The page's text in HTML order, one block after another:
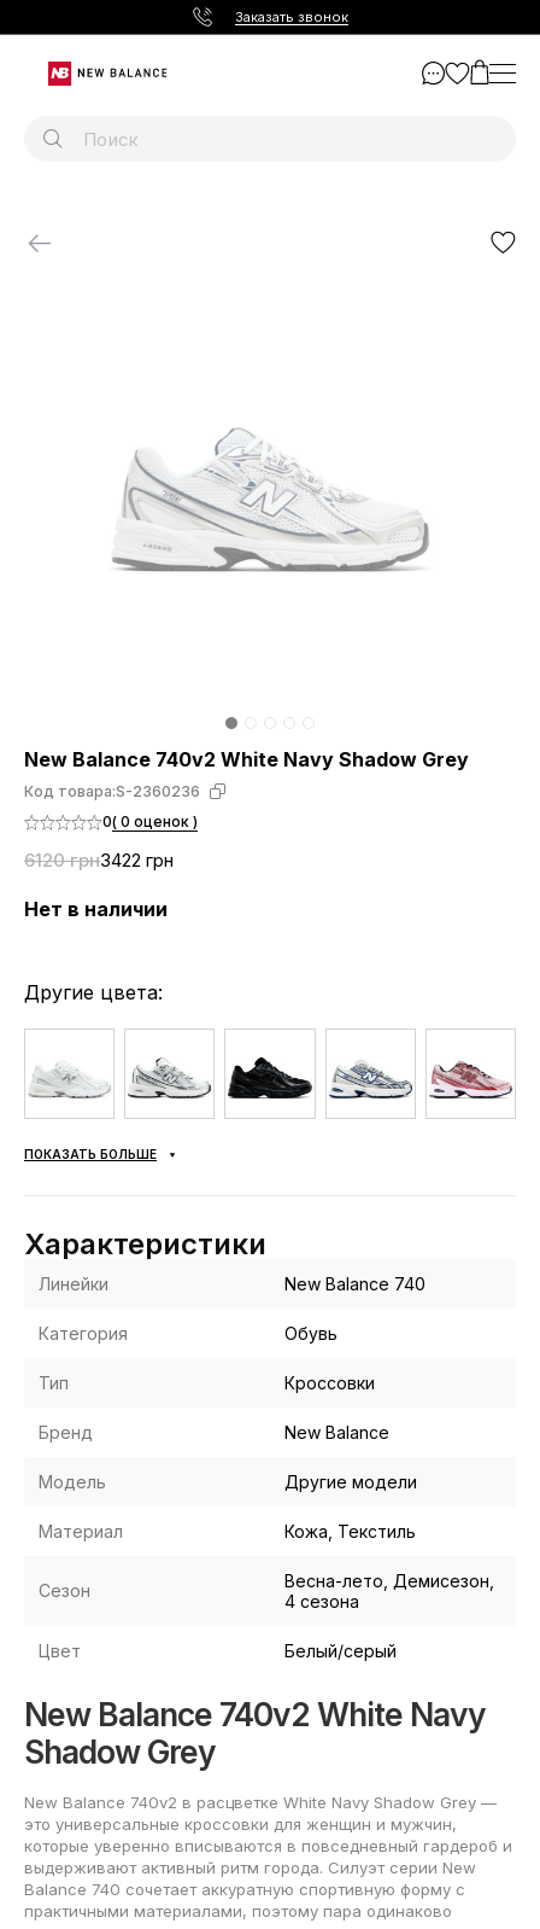
Заказать звонок
New Balance 740v2 White Navy Shadow Grey
Код товара:S-2360236
0( 0 оценок )
6120 грн3422 грн
Нет в наличии
Другие цвета:
ПОКАЗАТЬ БОЛЬШЕ
Характеристики
Линейки New Balance 740
Категория Обувь
Тип Кроссовки
Бренд New Balance
Модель Другие модели
Материал Кожа, Текстиль
Сезон
Весна-лето, Демисезон,
4 сезона
Цвет Белый/серый
New Balance 740v2 White Navy
Shadow Grey
New Balance 740v2 в расцветке White Navy Shadow Grey —
это универсальные кроссовки для женщин и мужчин,
которые уверенно вписываются в повседневный гардероб и
выдерживают активный ритм города. Силуэт серии New
Balance 740 сочетает аккуратную спортивную форму с
практичными материалами, поэтому пара одинаково